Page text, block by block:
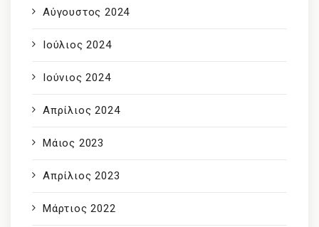
Αύγουστος 2024
Ιούλιος 2024
Ιούνιος 2024
Απρίλιος 2024
Μάιος 2023
Απρίλιος 2023
Μάρτιος 2022